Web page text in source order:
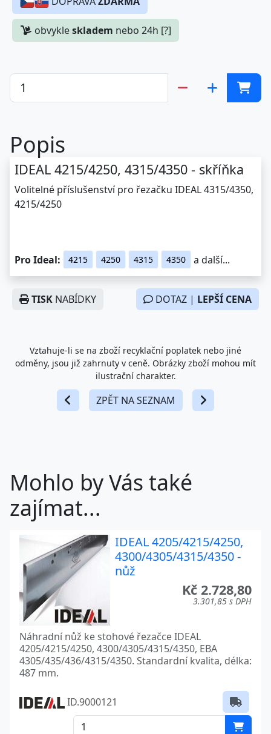
obvykleskladem nebo 24h [?]
Popis
IDEAL 4215/4250, 4315/4350 - skříňka
Volitelné příslušenství pro řezačku IDEAL 4315/4350,
4215/4250
Pro Ideal: 4215 4250 4315 4350 a další...
TISK NABÍDKY DOTAZ | LEPŠÍ CENA
Vztahuje-li se na zboží recyklační poplatek nebo jiné
odměny, jsou již zahrnuty v ceně. Obrázky zboží mohou mít
ilustrační charakter.
ZPĚT NA SEZNAM
Mohlo by Vás také
zajímat...
IDEAL 4205/4215/4250,
4300/4305/4315/4350 -
nůž
Kč 2.728,80
3.301,85 s DPH
Náhradní nůž ke stohové řezačce IDEAL
4205/4215/4250, 4300/4305/4315/4350, EBA
4305/435/436/4315/4350. Standardní kvalita, délka:
487 mm.
ID.9000121